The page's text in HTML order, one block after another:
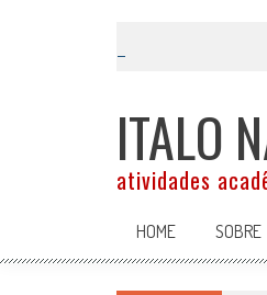
ITALO
atividades
HOME SOBRE
5º